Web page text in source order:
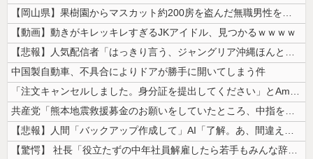
【岡山県】果樹園からマスカット約200房を盗んだ無職男性を逮捕「ぶどう...
【動画】動きがキレッキレすぎるJKアイドル、見つかるｗｗｗｗ
【悲報】人気配信者「はっきり言う、ジャングリア沖縄ほんとーーーーーーー...
中国製自動車、不具合によりドアが勝手に開いてしまう件
「注文キャンセルしました。身分証を提出してください」とAmazonから...
共産党「熊本地震救援募金のお願いをしていたところ、中指を立てられました...
【悲報】人間「バックアップ作成して」AI「了解。あ、間違えちゃったｗ」...
【驚愕】 社長「役立たずの中年社員解雇したら若手もみんな辞めてしまった...